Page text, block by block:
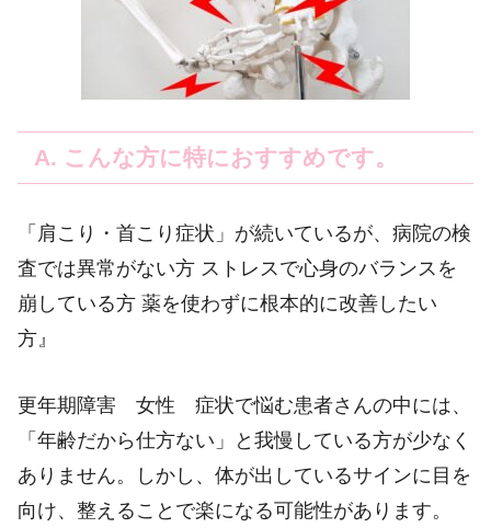
A. こんな方に特におすすめです。
「肩こり・首こり症状」が続いているが、病院の検
査では異常がない方 ストレスで心身のバランスを
崩している方 薬を使わずに根本的に改善したい
方』
更年期障害 女性 症状で悩む患者さんの中には、
「年齢だから仕方ない」と我慢している方が少なく
ありません。しかし、体が出しているサインに目を
向け、整えることで楽になる可能性があります。